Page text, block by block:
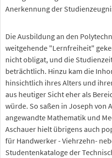
Anerkennung der
Die Ausbildung an den
weitgehende "Lernfreiheit"
nicht obligat, und die
beträchtlich. Hinzu kam die
hinsichtlich ihres Alters und
aus heutiger Sicht eher als
würde. So saßen in Joseph von
angewandte Mathematik und
Aschauer hielt übrigens auch
für Handwerker - Viehrzehn-
Studentenkataloge der